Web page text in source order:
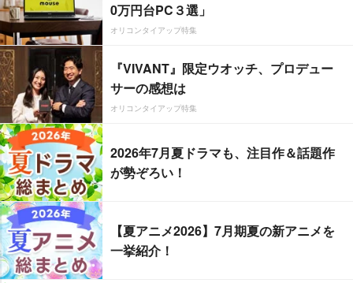
0万円台PC３選」
オリコンタイアップ特集
『VIVANT』限定ウオッチ、プロデュー
サーの感想は
オリコンタイアップ特集
2026年7月夏ドラマも、注目作＆話題作
が勢ぞろい！
【夏アニメ2026】7月期夏の新アニメを
一挙紹介！